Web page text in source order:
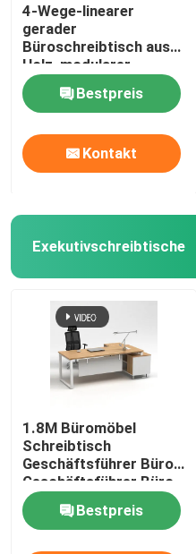
4-Wege-linearer
gerader
Büroschreibtisch aus
Holz, modularer
Arbeitsplatztisch
Bestpreis
Kontakt
Exekutivschreibtische
1.8M Büromöbel
Schreibtisch
Geschäftsführer Büro
Geschäftsführer Büro
Tisch mit Schrank
Bestpreis